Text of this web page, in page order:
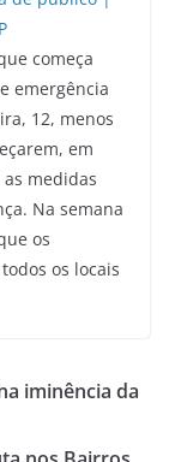
começa
emergência
12, menos
em
medidas
Na semana
os
os locais
iminência da